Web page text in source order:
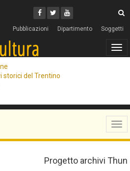
Facebook
Twitter
Youtube
Pubblicazioni Dipartimento Soggetti
storici del Trentino
Progetto archivi Thun